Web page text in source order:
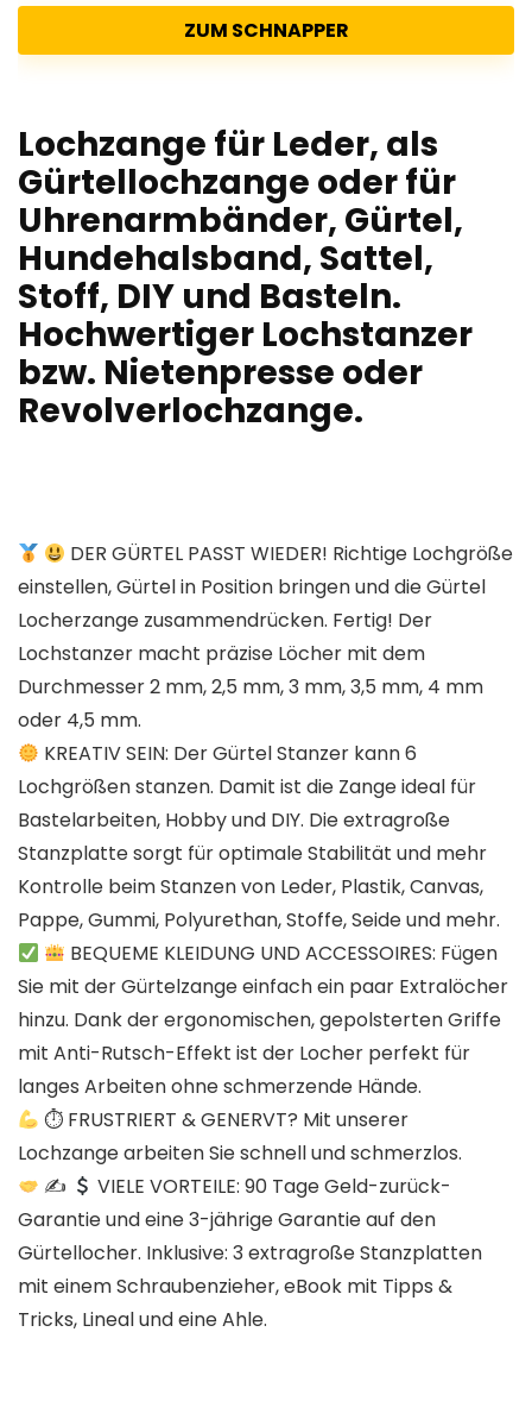
ZUM SCHNAPPER
Lochzange für Leder, als
Gürtellochzange oder für
Uhrenarmbänder, Gürtel,
Hundehalsband, Sattel,
Stoff, DIY und Basteln.
Hochwertiger Lochstanzer
bzw. Nietenpresse oder
Revolverlochzange.
DER GÜRTEL PASST WIEDER! Richtige Lochgröße
einstellen, Gürtel in Position bringen und die Gürtel
Locherzange zusammendrücken. Fertig! Der
Lochstanzer macht präzise Löcher mit dem
Durchmesser 2 mm, 2,5 mm, 3 mm, 3,5 mm, 4 mm
oder 4,5 mm.
KREATIV SEIN: Der Gürtel Stanzer kann 6
Lochgrößen stanzen. Damit ist die Zange ideal für
Bastelarbeiten, Hobby und DIY. Die extragroße
Stanzplatte sorgt für optimale Stabilität und mehr
Kontrolle beim Stanzen von Leder, Plastik, Canvas,
Pappe, Gummi, Polyurethan, Stoffe, Seide und mehr.
BEQUEME KLEIDUNG UND ACCESSOIRES: Fügen
Sie mit der Gürtelzange einfach ein paar Extralöcher
hinzu. Dank der ergonomischen, gepolsterten Griffe
mit Anti-Rutsch-Effekt ist der Locher perfekt für
langes Arbeiten ohne schmerzende Hände.
⏱ FRUSTRIERT & GENERVT? Mit unserer
Lochzange arbeiten Sie schnell und schmerzlos.
✍
VIELE VORTEILE: 90 Tage Geld-zurück-
Garantie und eine 3-jährige Garantie auf den
Gürtellocher. Inklusive: 3 extragroße Stanzplatten
mit einem Schraubenzieher, eBook mit Tipps &
Tricks, Lineal und eine Ahle.